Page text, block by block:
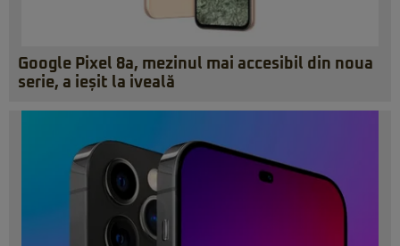
Google Pixel 8a, mezinul mai accesibil din noua
serie, a ieșit la iveală